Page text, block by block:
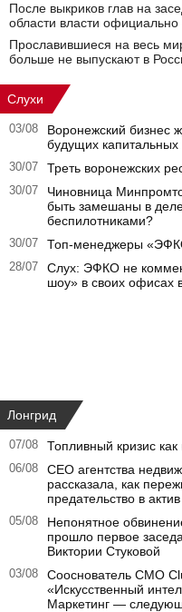
После выкриков глав на
области власти
Прославившиеся на весь
больше не выпускают в
Слухи
03/08
Воронежский бизнес
будущих капитальных
30/07 Треть воронежских
30/07
Чиновница
быть замешаны в
беспилотниками?
30/07 Топ-менеджеры
28/07
Слух: ЭФКО не
шоу» в своих офисах
Лонгрид
07/08 Топливный кризис
06/08
CEO агентства
рассказала, как
предательство в актив
05/08
Непонятное
прошло первое
Виктории Стуковой
03/08
Сооснователь CMO
«Искусственный
Маркетинг —